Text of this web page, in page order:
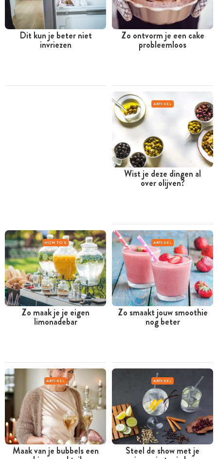
Dit kun je beter niet
invriezen
Zo ontvorm je een cake
probleemloos
ARTIKEL
Wist je deze dingen al
over olijven?
HOW TO'S
Zo maak je je eigen
limonadebar
ARTIKEL
Zo smaakt jouw smoothie
nog beter
ARTIKEL
Maak van je bubbels een
ARTIKEL
Steel de show met je